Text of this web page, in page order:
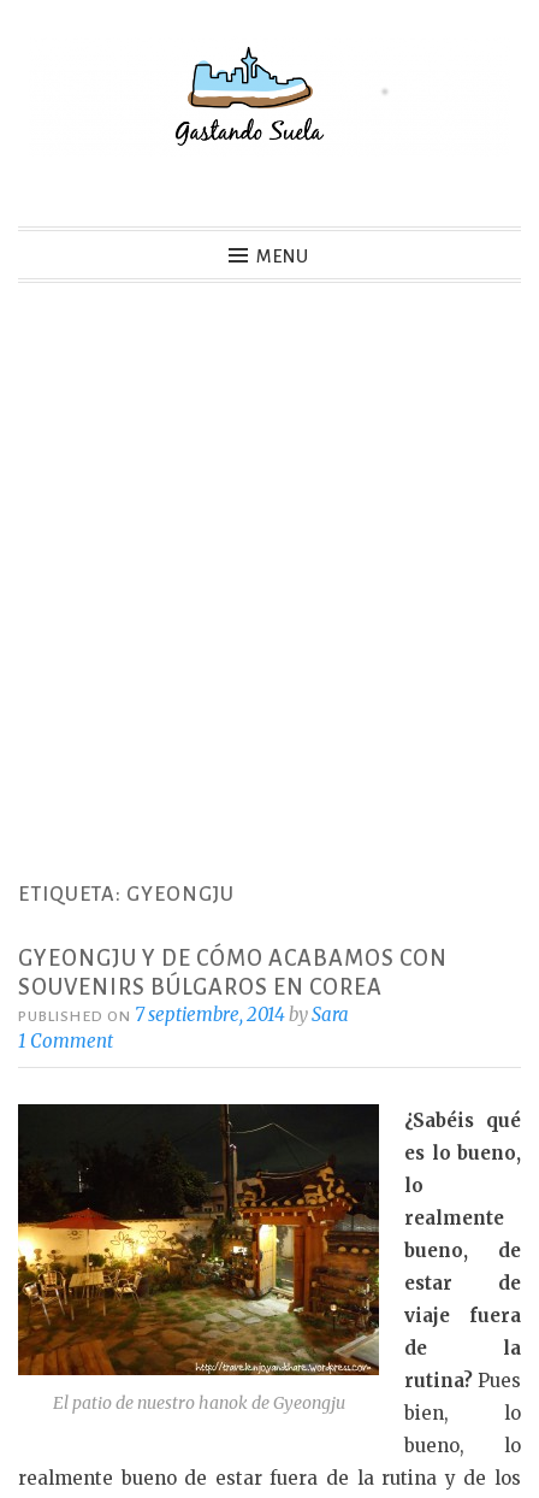
MENU
ETIQUETA: GYEONGJU
GYEONGJU Y DE CÓMO ACABAMOS CON
SOUVENIRS BÚLGAROS EN COREA
PUBLISHED ON 7 septiembre, 2014bySara
1 Comment
El patio de nuestro hanok de Gyeongju
¿Sabéis qué
es lo bueno,
lo
realmente
bueno, de
estar de
viaje fuera
de la
rutina? Pues
bien, lo
bueno, lo
realmente bueno de estar fuera de la rutina y de los